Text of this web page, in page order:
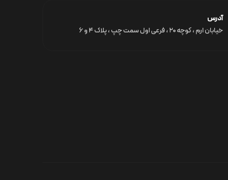
آدرس
خیابان ارم ، کوچه ۲۰ ، فرعی اول سمت چپ ، پلاک ۴ و ۶